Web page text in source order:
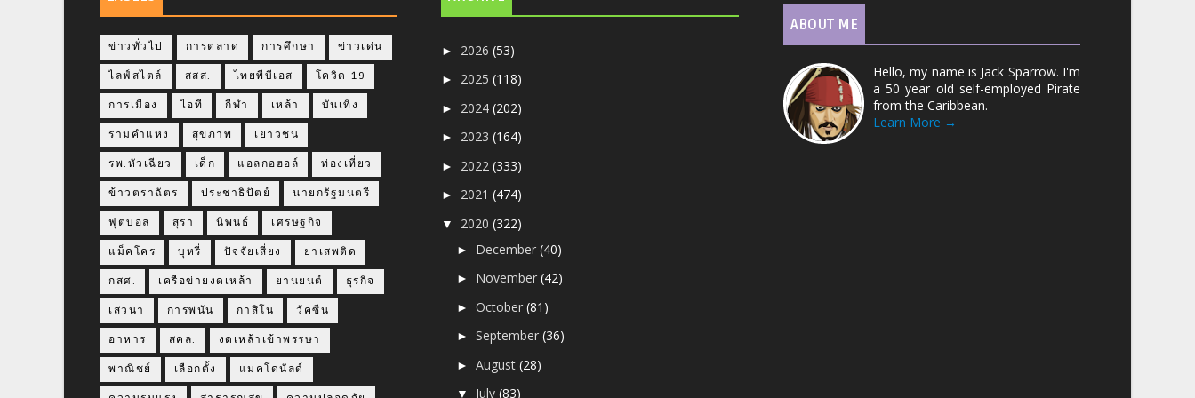
ข่าวทั่วไป การตลาด การศึกษา ข่าวเด่น
ไลฟ์สไตล์ สสส. ไทยพีบีเอส โควิด-19
การเมือง ไอที กีฬา เหล้า บันเทิง
รามคำแหง สุขภาพ เยาวชน
รพ.หัวเฉียว เด็ก แอลกอฮอล์ ท่องเที่ยว
ข้าวตราฉัตร ประชาธิปัตย์ นายกรัฐมนตรี
ฟุตบอล สุรา นิพนธ์ เศรษฐกิจ
แม็คโคร บุหรี่ ปัจจัยเสี่ยง ยาเสพติด
กสศ. เครือข่ายงดเหล้า ยานยนต์ ธุรกิจ
เสวนา การพนัน กาสิโน วัคซีน
อาหาร สคล. งดเหล้าเข้าพรรษา
พาณิชย์ เลือกตั้ง แมคโดนัลด์
► 2026(53)
► 2025(118)
► 2024(202)
► 2023(164)
► 2022(333)
► 2021(474)
▼ 2020(322)
► December(40)
► November(42)
►October(81)
►September(36)
►August(28)
▼ July(83)
ABOUT ME
Hello, my name is Jack Sparrow. I'm
a 50 year old self-employed Pirate
from the Caribbean.
Learn More →